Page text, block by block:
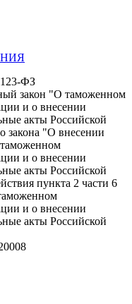
ФЗ
закон "О таможенном
и о внесении
акты Российской
закона "О внесении
и о внесении
акты Российской
пункта 2 части 6
и о внесении
акты Российской